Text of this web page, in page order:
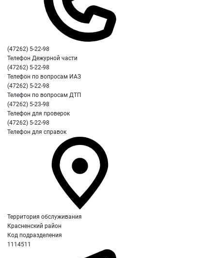
(47262) 5-22-98
Телефон Дежурной части
(47262) 5-22-98
Телефон по вопросам ИАЗ
(47262) 5-22-98
Телефон по вопросам ДТП
(47262) 5-23-98
Телефон для проверок
(47262) 5-22-98
Телефон для справок
Территория обслуживания
Красненский район
Код подразделения
1114511